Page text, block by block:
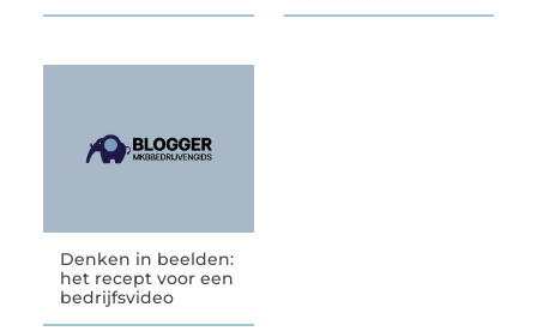
Denken in beelden:
het recept voor een
bedrijfsvideo